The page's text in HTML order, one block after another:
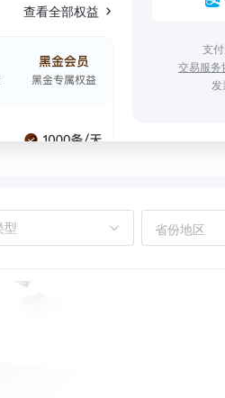
查看全部权益
支
交易服务
省份地区